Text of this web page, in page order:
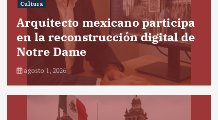
Cultura
Arquitecto mexicano participa
en la reconstrucción digital de
Notre Dame
agosto 1, 2026